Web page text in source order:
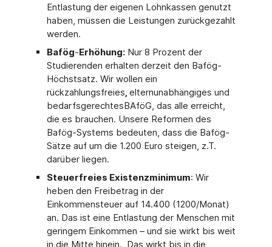
Entlastung der eigenen Lohnkassen genutzt
haben, müssen die Leistungen zurückgezahlt
werden.
Bafög-Erhöhung:Nur 8 Prozent der
Studierenden erhalten derzeit den Bafög-
Höchstsatz. Wir wollen ein
rückzahlungsfreies, elternunabhängiges und
bedarfsgerechtesBAföG, das alle erreicht,
die es brauchen. Unsere Reformen des
Bafög-Systems bedeuten, dass die Bafög-
Sätze auf um die 1.200 Euro steigen, z.T.
darüber liegen.
Steuerfreies Existenzminimum: Wir
heben den Freibetrag in der
Einkommensteuer auf 14.400 (1200/Monat)
an. Das ist eine Entlastung der Menschen mit
geringem Einkommen – und sie wirkt bis weit
in die Mitte hinein. Das wirkt bis in die